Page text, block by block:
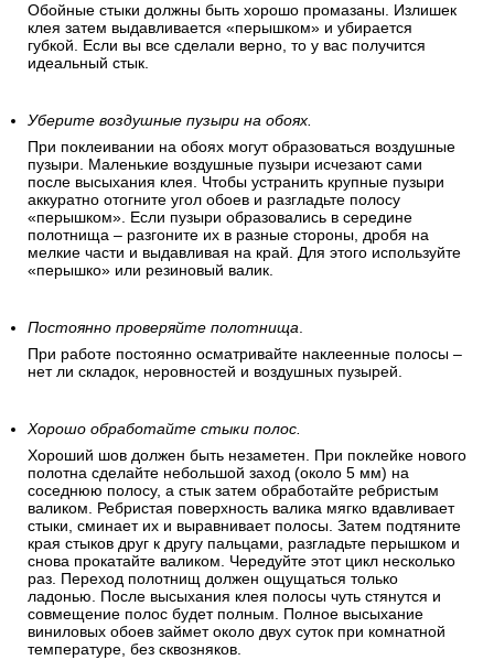
Обойные стыки должны быть хорошо промазаны. Излишек
клея затем выдавливается «перышком» и убирается
губкой. Если вы все сделали верно, то у вас получится
идеальный стык.
Уберите воздушные пузыри на обоях.
При поклеивании на обоях могут образоваться воздушные
пузыри. Маленькие воздушные пузыри исчезают сами
после высыхания клея. Чтобы устранить крупные пузыри
аккуратно отогните угол обоев и разгладьте полосу
«перышком». Если пузыри образовались в середине
полотнища – разгоните их в разные стороны, дробя на
мелкие части и выдавливая на край. Для этого используйте
«перышко» или резиновый валик.
Постоянно проверяйте полотнища.
При работе постоянно осматривайте наклеенные полосы –
нет ли складок, неровностей и воздушных пузырей.
Хорошо обработайте стыки полос.
Хороший шов должен быть незаметен. При поклейке нового
полотна сделайте небольшой заход (около 5 мм) на
соседнюю полосу, а стык затем обработайте ребристым
валиком. Ребристая поверхность валика мягко вдавливает
стыки, сминает их и выравнивает полосы. Затем подтяните
края стыков друг к другу пальцами, разгладьте перышком и
снова прокатайте валиком. Чередуйте этот цикл несколько
раз. Переход полотнищ должен ощущаться только
ладонью. После высыхания клея полосы чуть стянутся и
совмещение полос будет полным. Полное высыхание
виниловых обоев займет около двух суток при комнатной
температуре, без сквозняков.